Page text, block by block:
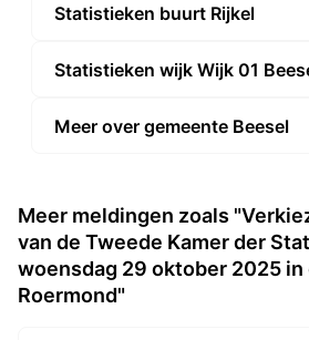
Statistieken buurt Rijkel
Statistieken wijk Wijk 01
Meer over gemeente Beesel
Meer meldingen zoals
van de Tweede Kamer der
woensdag 29 oktober 2025 in
Roermond"